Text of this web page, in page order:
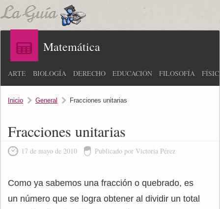
Matemática
ARTE BIOLOGÍA DERECHO EDUCACIÓN FILOSOFÍA
Inicio General Fracciones unitarias
Fracciones unitarias
17 de mayo de 2010 Publicado por Victoria Pérez
Como ya sabemos una fracción o quebrado, es
un número que se logra obtener al dividir un total